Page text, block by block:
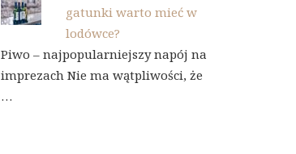
gatunki warto mieć w
lodówce?
Piwo – najpopularniejszy napój na
imprezach Nie ma wątpliwości, że
…